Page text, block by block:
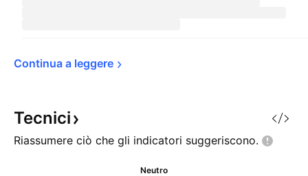
Continua a leggere
Tecnici
Riassumere ciò che gli indicatori suggeriscono.
Neutro